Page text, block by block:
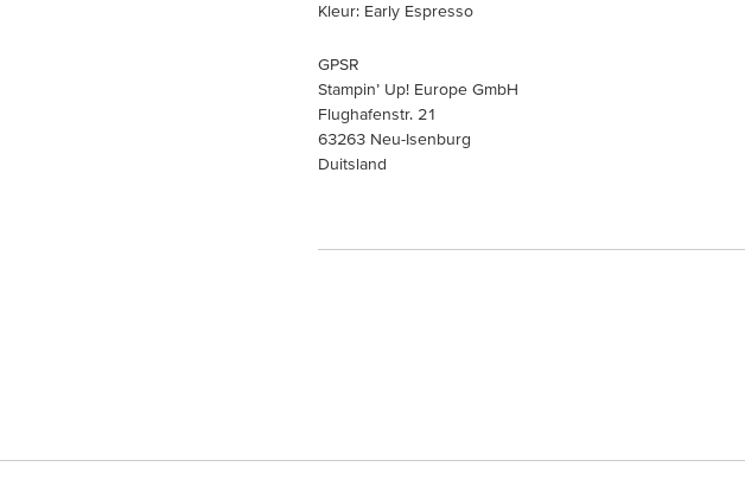
Kleur: Early Espresso
GPSR
Stampin’ Up! Europe GmbH
Flughafenstr. 21
63263 Neu-Isenburg
Duitsland